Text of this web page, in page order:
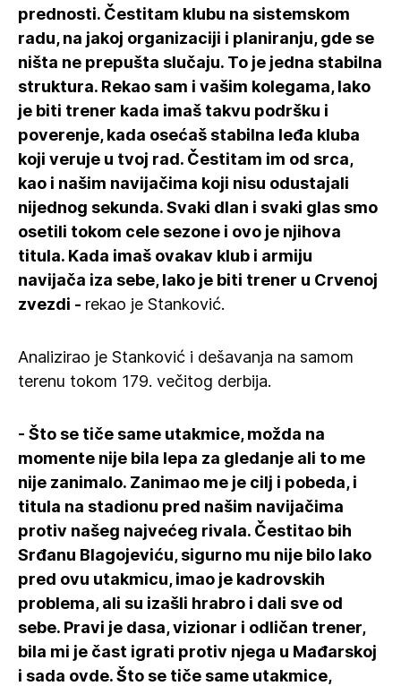
prednosti. Čestitam klubu na sistemskom
radu, na jakoj organizaciji i planiranju, gde se
ništa ne prepušta slučaju. To je jedna stabilna
struktura. Rekao sam i vašim kolegama, lako
je biti trener kada imaš takvu podršku i
poverenje, kada osećaš stabilna leđa kluba
koji veruje u tvoj rad. Čestitam im od srca,
kao i našim navijačima koji nisu odustajali
nijednog sekunda. Svaki dlan i svaki glas smo
osetili tokom cele sezone i ovo je njihova
titula. Kada imaš ovakav klub i armiju
navijača iza sebe, lako je biti trener u Crvenoj
zvezdi - rekao je Stanković.
Analizirao je Stanković i dešavanja na samom
terenu tokom 179. večitog derbija.
- Što se tiče same utakmice, možda na
momente nije bila lepa za gledanje ali to me
nije zanimalo. Zanimao me je cilj i pobeda, i
titula na stadionu pred našim navijačima
protiv našeg najvećeg rivala. Čestitao bih
Srđanu Blagojeviću, sigurno mu nije bilo lako
pred ovu utakmicu, imao je kadrovskih
problema, ali su izašli hrabro i dali sve od
sebe. Pravi je dasa, vizionar i odličan trener,
bila mi je čast igrati protiv njega u Mađarskoj
i sada ovde. Što se tiče same utakmice,